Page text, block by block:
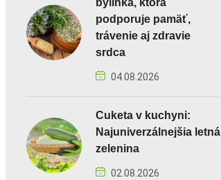
bylinka, ktorá
podporuje pamäť,
trávenie aj zdravie
srdca
04.08.2026
Cuketa v kuchyni:
Najuniverzálnejšia letná
zelenina
02.08.2026